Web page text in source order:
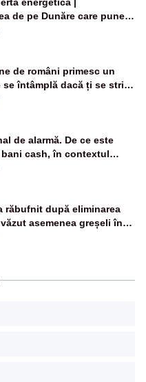
de pe Dunăre care pune
Cernavodă era
de români primesc un
se întâmplă dacă ți se strică
de alarmă. De ce este
bani cash, în contextul
răbufnit după eliminarea
văzut asemenea greșeli în
europene”